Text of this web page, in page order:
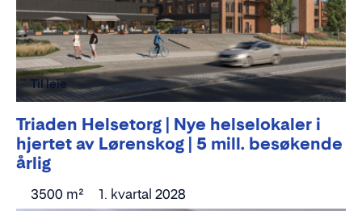
Triaden Helsetorg | Nye helselokaler i
hjertet av Lørenskog | 5 mill. besøkende
årlig
3500 m² 1. kvartal 2028
Til leie